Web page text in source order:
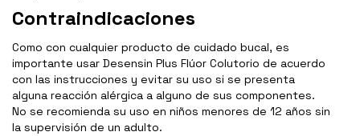
Contraindicaciones
Como con cualquier producto de cuidado bucal, es
importante usar Desensin Plus Flúor Colutorio de acuerdo
con las instrucciones y evitar su uso si se presenta
alguna reacción alérgica a alguno de sus componentes.
No se recomienda su uso en niños menores de 12 años sin
la supervisión de un adulto.